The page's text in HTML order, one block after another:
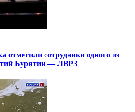
отметили сотрудники одного из
Бурятии — ЛВРЗ